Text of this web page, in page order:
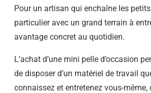
Pour un artisan qui enchaîne les
particulier avec un grand terrain à
avantage concret au quotidien.
L’achat d’une mini pelle d’occasion
de disposer d’un matériel de travail
connaissez et entretenez vous-même,